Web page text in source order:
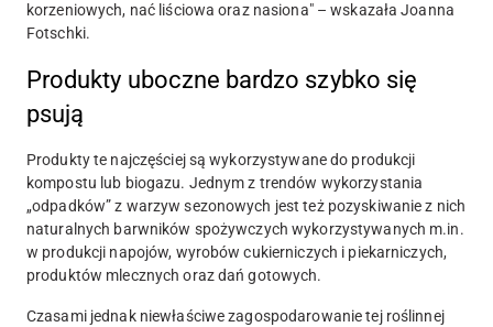
korzeniowych, nać liściowa oraz nasiona" – wskazała Joanna
Fotschki.
Produkty uboczne bardzo szybko się
psują
Produkty te najczęściej są wykorzystywane do produkcji
kompostu lub biogazu. Jednym z trendów wykorzystania
„odpadków” z warzyw sezonowych jest też pozyskiwanie z nich
naturalnych barwników spożywczych wykorzystywanych m.in.
w produkcji napojów, wyrobów cukierniczych i piekarniczych,
produktów mlecznych oraz dań gotowych.
Czasami jednak niewłaściwe zagospodarowanie tej roślinnej